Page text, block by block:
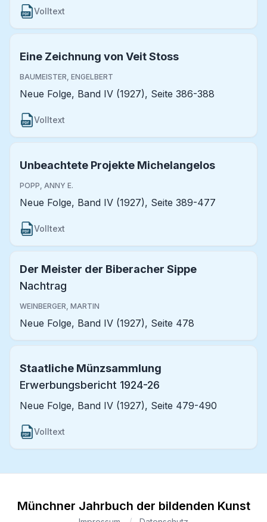
Volltext
Eine Zeichnung von Veit Stoss
BAUMEISTER, ENGELBERT
Neue Folge, Band IV (1927), Seite 386-388
Volltext
Unbeachtete Projekte Michelangelos
POPP, ANNY E.
Neue Folge, Band IV (1927), Seite 389-477
Volltext
Der Meister der Biberacher Sippe
Nachtrag
WEINBERGER, MARTIN
Neue Folge, Band IV (1927), Seite 478
Staatliche Münzsammlung
Erwerbungsbericht 1924-26
Neue Folge, Band IV (1927), Seite 479-490
Volltext
Münchner Jahrbuch der bildenden Kunst